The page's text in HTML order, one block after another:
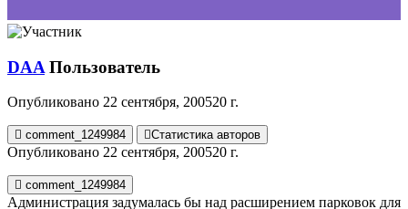
DAA Пользователь
Опубликовано 22 сентября, 200520 г.
comment_1249984 Статистика авторов
Опубликовано 22 сентября, 200520 г.
comment_1249984
Администрация задумалась бы над расширением парковок для